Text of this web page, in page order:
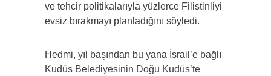
ve tehcir politikalarıyla yüzlerce Filistinliyi
evsiz bırakmayı planladığını söyledi.
Hedmi, yıl başından bu yana İsrail’e bağlı
Kudüs Belediyesinin Doğu Kudüs’te